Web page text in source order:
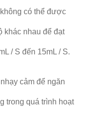
có thể được
khác nhau để đạt
/ S đến 15mL / S.
cảm để ngăn
trong quá trình hoạt